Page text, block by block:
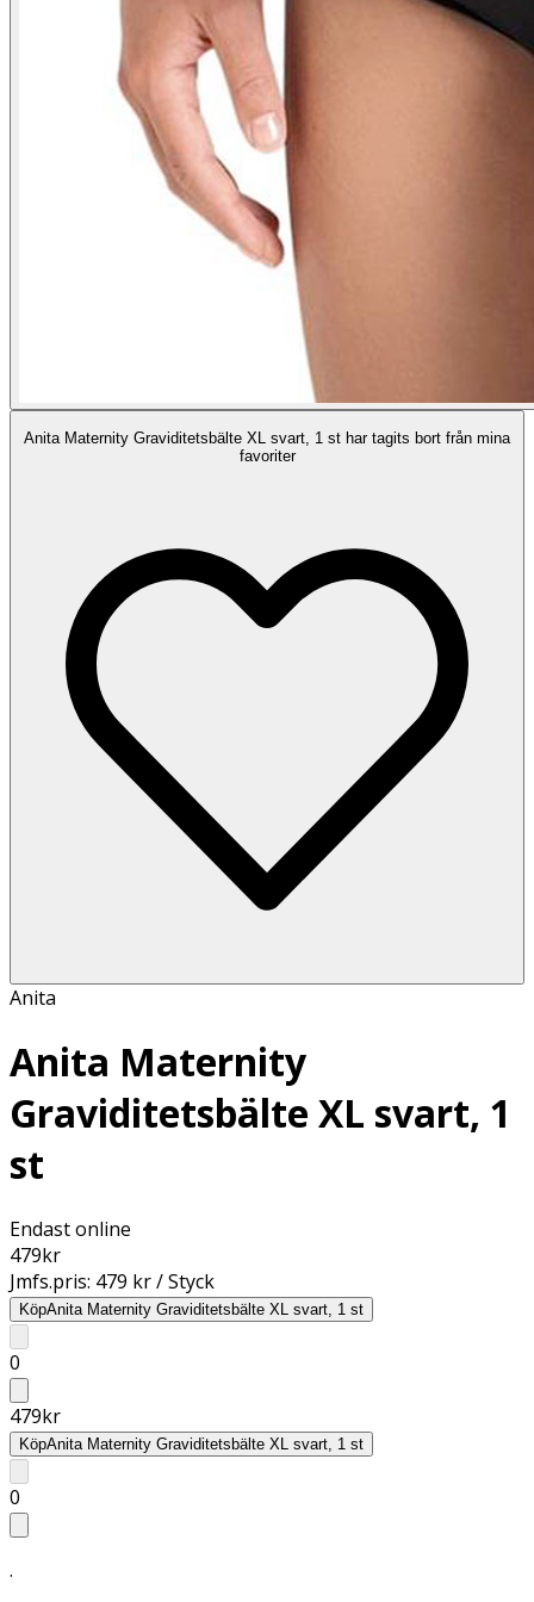
Anita Maternity Graviditetsbälte XL svart, 1 st har tagits bort från mina
favoriter
Anita
Anita Maternity
Graviditetsbälte XL svart, 1
st
Endast online
479kr
Jmfs.pris: 479 kr / Styck
KöpAnita Maternity Graviditetsbälte XL svart, 1 st
0
479kr
KöpAnita Maternity Graviditetsbälte XL svart, 1 st
0
.